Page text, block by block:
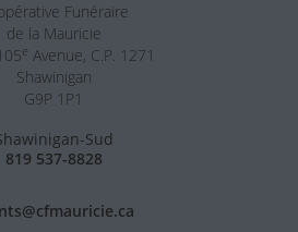
Funéraire
de la Mauricie
e Avenue, C.P. 1271
Shawinigan
G9P 1P1
Sud
819 537-8828